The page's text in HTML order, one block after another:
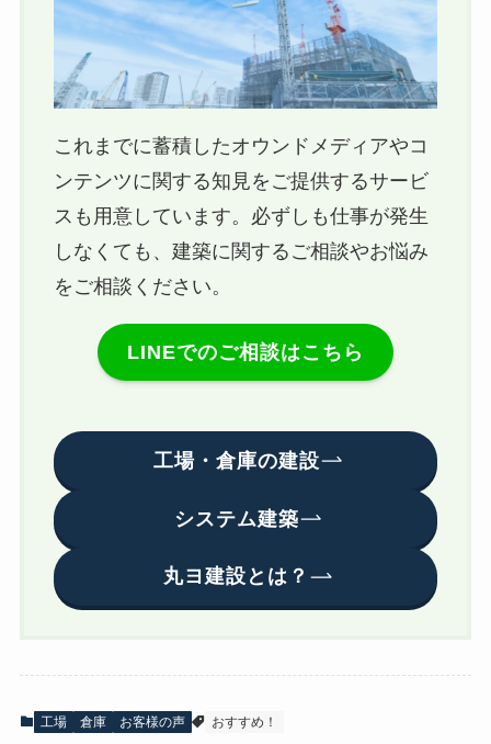
これまでに蓄積したオウンドメディアやコ
ンテンツに関する知見をご提供するサービ
スも用意しています。必ずしも仕事が発生
しなくても、建築に関するご相談やお悩み
をご相談ください。
LINEでのご相談はこちら
工場・倉庫の建設
システム建築
丸ヨ建設とは？
工場 倉庫 お客様の声 おすすめ！